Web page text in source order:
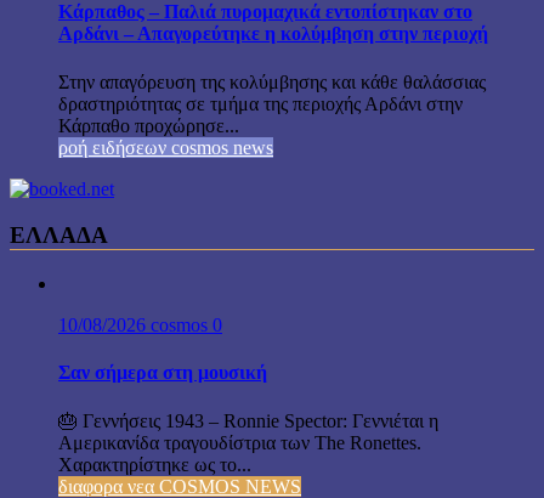
Κάρπαθος – Παλιά πυρομαχικά εντοπίστηκαν στο
Αρδάνι – Απαγορεύτηκε η κολύμβηση στην περιοχή
Στην απαγόρευση της κολύμβησης και κάθε θαλάσσιας
δραστηριότητας σε τμήμα της περιοχής Αρδάνι στην
Κάρπαθο προχώρησε...
ροή ειδήσεων cosmos news
ΕΛΛΑΔΑ
10/08/2026 cosmos 0
Σαν σήμερα στη μουσική
🎂 Γεννήσεις 1943 – Ronnie Spector: Γεννιέται η
Αμερικανίδα τραγουδίστρια των The Ronettes.
Χαρακτηρίστηκε ως το...
διαφορα νεα COSMOS NEWS